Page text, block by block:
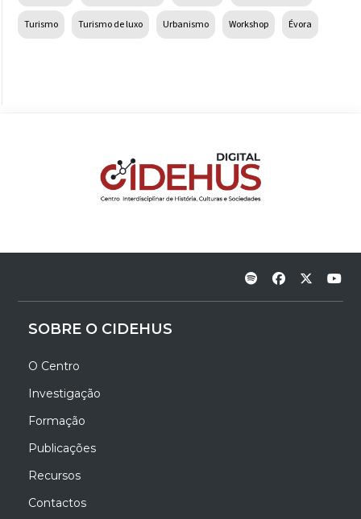
Turismo Turismo de luxo Urbanismo Workshop Évora
SOBRE O CIDEHUS
O Centro
Investigação
Formação
Publicações
Recursos
Contactos